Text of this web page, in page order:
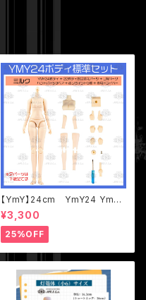
【YmY】24cm YmY24 YmY
ドール YmYボディ ミルク ピュ
アホワイト
¥3,300
25%OFF